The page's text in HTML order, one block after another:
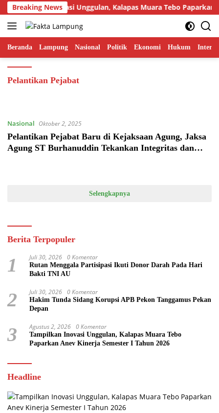
Langsung
ke
konten
Breaking News
Tampilkan Inovasi Unggulan, Kalapas Muara Tebo Paparkan
Beranda Lampung Nasional Politik Ekonomi Hukum
Pelantikan Pejabat
Nasional Oktober 2, 2025
Pelantikan Pejabat Baru di Kejaksaan Agung, Jaksa
Agung ST Burhanuddin Tekankan Integritas dan
Selengkapnya
Berita Terpopuler
1 Juli 30, 2026 0 Komentar
Rutan Menggala Partisipasi Ikuti Donor Darah Pada Hari
Bakti TNI AU
2 Juli 30, 2026 0 Komentar
Hakim Tunda Sidang Korupsi APB Pekon Tanggamus Pekan
Depan
3 Agustus 2, 2026 0 Komentar
Tampilkan Inovasi Unggulan, Kalapas Muara Tebo
Paparkan Anev Kinerja Semester I Tahun 2026
Headline